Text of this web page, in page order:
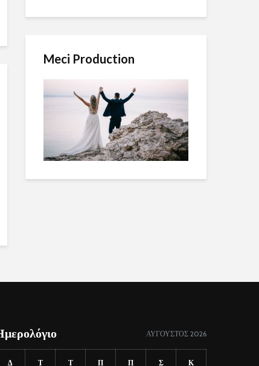
Meci Production
ΑΎΓΟΥΣΤΟΣ 2026
Δ Τ Τ Π Π Σ Κ